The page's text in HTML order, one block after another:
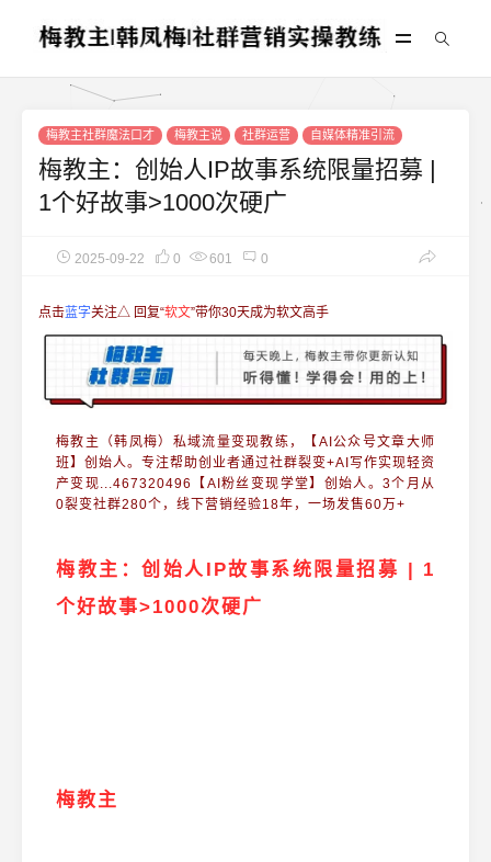
梅教主社群魔法口才 梅教主说 社群运营 自媒体精准引流
梅教主：创始人IP故事系统限量招募 |
1个好故事>1000次硬广
2025-09-22 0 601 0
点击蓝字关注△ 回复“软文”带你30天成为软文高手
梅教主（韩凤梅） 私域流量变现教练，【AI公众号文章大师
班】创始人。专注帮助创业者通过社群裂变+AI写作实现轻资
产变现...467320496【AI粉丝变现学堂】创始人。3个月从
0裂变社群280个，线下营销经验18年，一场发售60万+
梅教主： 创始人IP故事系统限量招募 | 1
个好故事>1000次硬广
梅教主